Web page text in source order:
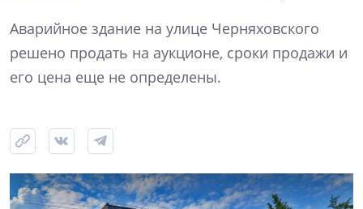
Аварийное здание на улице Черняховского
решено продать на аукционе, сроки продажи и
его цена еще не определены.